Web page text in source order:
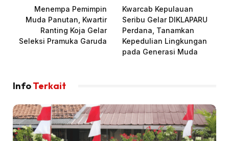
Menempa Pemimpin
Muda Panutan, Kwartir
Ranting Koja Gelar
Seleksi Pramuka Garuda
Kwarcab Kepulauan
Seribu Gelar DIKLAPARU
Perdana, Tanamkan
Kepedulian Lingkungan
pada Generasi Muda
InfoTerkait